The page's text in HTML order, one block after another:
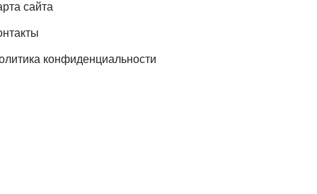
сайта
конфиденциальности